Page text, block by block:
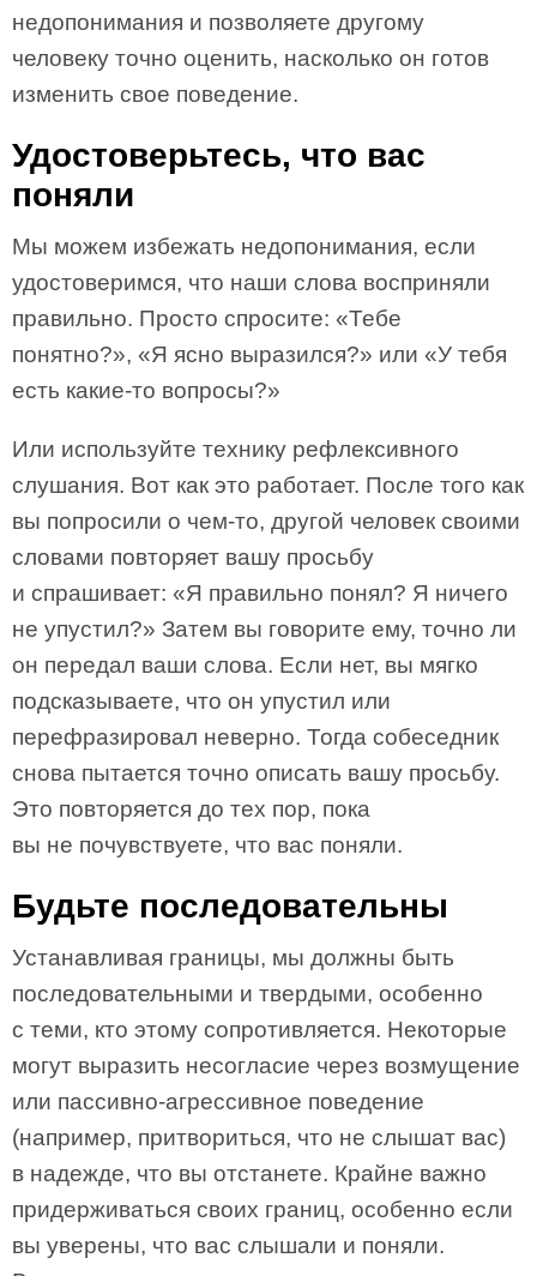
недопонимания и позволяете другому
человеку точно оценить, насколько он готов
изменить свое поведение.
Удостоверьтесь, что вас
поняли
Мы можем избежать недопонимания, если
удостоверимся, что наши слова восприняли
правильно. Просто спросите: «Тебе
понятно?», «Я ясно выразился?» или «У тебя
есть какие-то вопросы?»
Или используйте технику рефлексивного
слушания. Вот как это работает. После того как
вы попросили о чем-то, другой человек своими
словами повторяет вашу просьбу
и спрашивает: «Я правильно понял? Я ничего
не упустил?» Затем вы говорите ему, точно ли
он передал ваши слова. Если нет, вы мягко
подсказываете, что он упустил или
перефразировал неверно. Тогда собеседник
снова пытается точно описать вашу просьбу.
Это повторяется до тех пор, пока
вы не почувствуете, что вас поняли.
Будьте последовательны
Устанавливая границы, мы должны быть
последовательными и твердыми, особенно
с теми, кто этому сопротивляется. Некоторые
могут выразить несогласие через возмущение
или пассивно-агрессивное поведение
(например, притвориться, что не слышат вас)
в надежде, что вы отстанете. Крайне важно
придерживаться своих границ, особенно если
вы уверены, что вас слышали и поняли.